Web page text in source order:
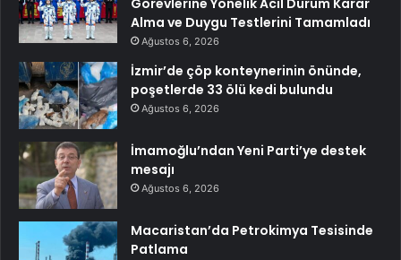
Görevlerine Yönelik Acil Durum Karar
Alma ve Duygu Testlerini Tamamladı
Ağustos 6, 2026
İzmir’de çöp konteynerinin önünde,
poşetlerde 33 ölü kedi bulundu
Ağustos 6, 2026
İmamoğlu’ndan Yeni Parti’ye destek
mesajı
Ağustos 6, 2026
Macaristan’da Petrokimya Tesisinde
Patlama